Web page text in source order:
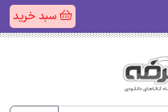
سبد خرید